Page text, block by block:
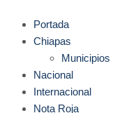
Portada
Chiapas
Municipios
Nacional
Internacional
Nota Roja